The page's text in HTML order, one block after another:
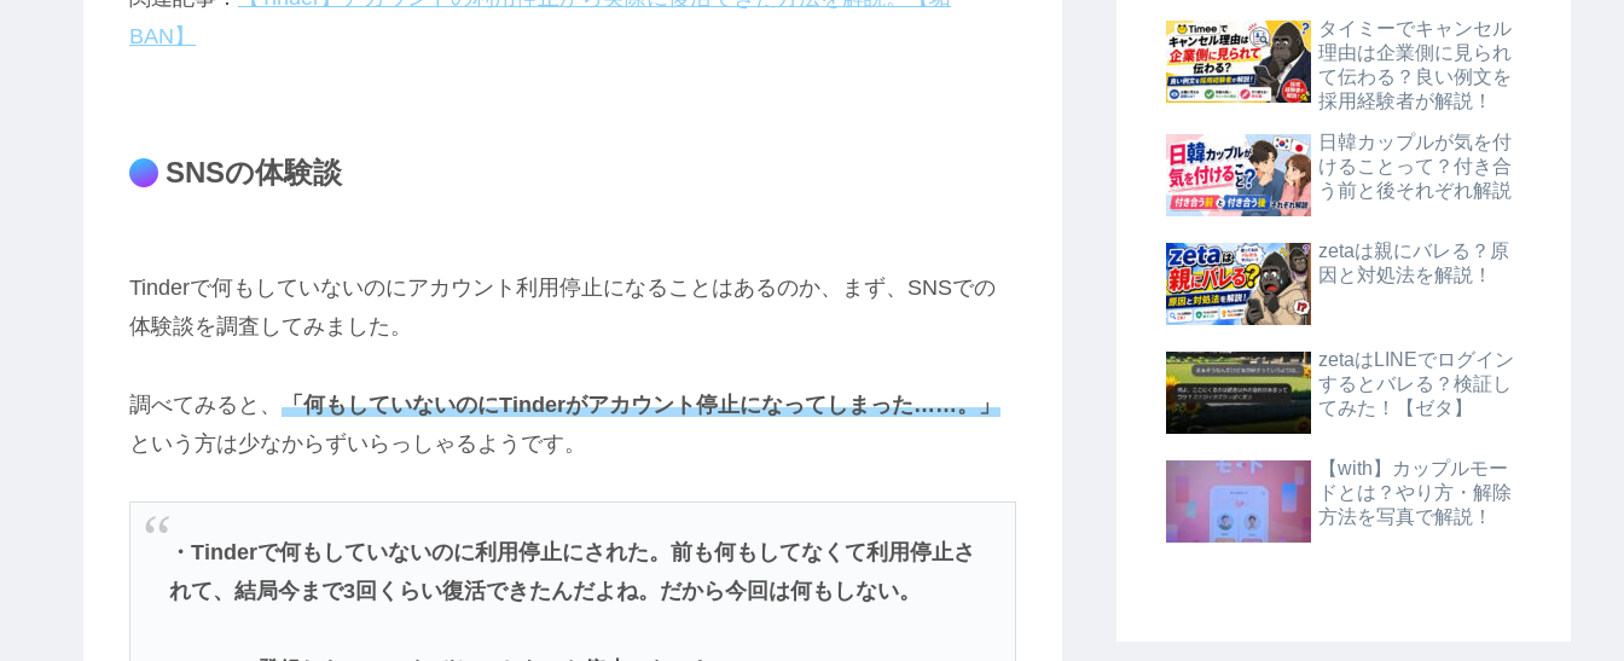
BAN】
SNSの体験談
Tinderで何もしていないのにアカウント利用停止になることはあるのか、まず、SNSでの
体験談を調査してみました。
調べてみると、 「何もしていないのにTinderがアカウント停止になってしまった……。」
という方は少なからずいらっしゃるようです。
・Tinderで何もしていないのに利用停止にされた。前も何もしてなくて利用停止さ
れて、結局今まで3回くらい復活できたんだよね。だから今回は何もしない。
タイミーでキャンセル
理由は企業側に見られ
て伝わる？良い例文を
採用経験者が解説！
日韓カップルが気を付
けることって？付き合
う前と後それぞれ解説
zetaは親にバレる？原
因と対処法を解説！
zetaはLINEでログイン
するとバレる？検証し
てみた！【ゼタ】
【with】カップルモー
ドとは？やり方・解除
方法を写真で解説！